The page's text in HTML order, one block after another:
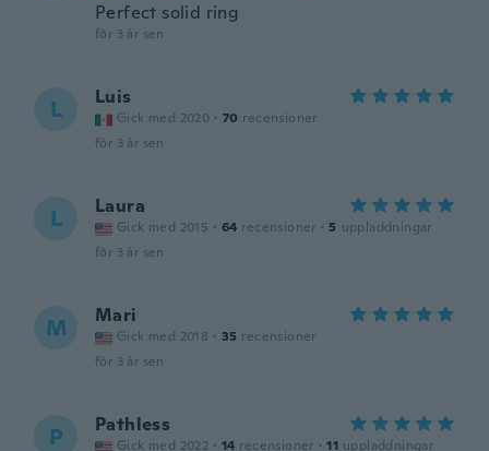
Perfect solid ring
för 3 år sen
L Luis
Gick med 2020 · 70 recensioner
för 3 år sen
L Laura
Gick med 2015 · 64 recensioner · 5 uppladdningar
för 3 år sen
M Mari
Gick med 2018 · 35 recensioner
för 3 år sen
P Pathless
Gick med 2022 · 14 recensioner · 11 uppladdningar